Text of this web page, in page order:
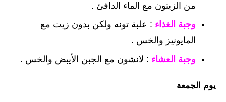
من الزيتون مع الماء الدافئ .
وجبة الغذاء : علبة تونه ولكن بدون زيت مع
المايونيز والخس .
وجبة العشاء : لانشون مع الجبن الأيبض والخس .
يوم الجمعة